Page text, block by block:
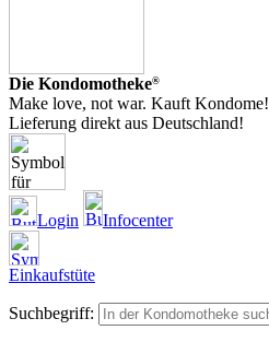
Die Kondomotheke®
Make love, not war. Kauft Kondome!
Lieferung direkt aus Deutschland!
Login Infocenter
Einkaufstüte
Suchbegriff: